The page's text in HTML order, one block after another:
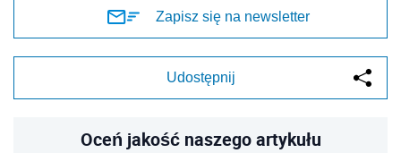
Zapisz się na newsletter
Udostępnij
Oceń jakość naszego artykułu